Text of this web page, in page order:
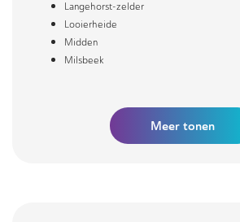
Langehorst-zelder
Looierheide
Midden
Milsbeek
Meertonen